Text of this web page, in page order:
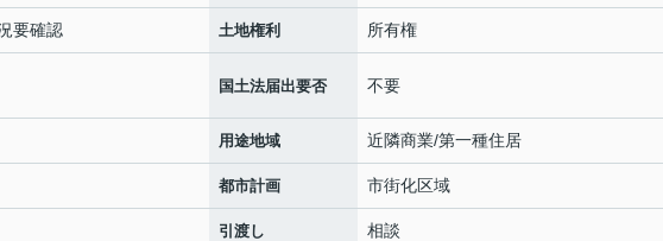
要確認 土地権利 所有権
国土法届出要否 不要
用途地域 近隣商業/第一種住居
都市計画 市街化区域
引渡し 相談